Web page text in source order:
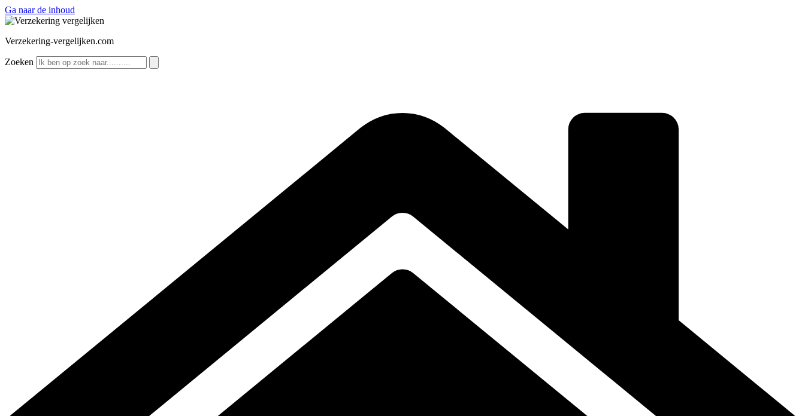
Ga naar de inhoud
Verzekering-vergelijken.com
Zoeken